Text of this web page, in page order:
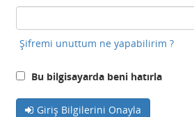
Şifremi unuttum ne yapabilirim ?
Bu bilgisayarda beni hatırla
Giriş Bilgilerini Onayla